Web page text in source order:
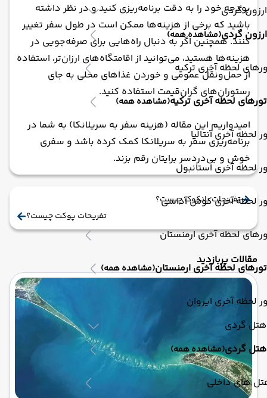
ارزون گردی
ارزون گردی(مشاهده همه)
لحظه آخری ترکیه
تورهای لحظه آخری ترکیه(مشاهده همه)
لحظه آخری آنتالیا
لحظه آخری استانبول
لحظه آخری کوش آداسی
لحظه آخری ارمنستان
تورهای لحظه آخری ارمنستان(مشاهده همه)
لحظه آخری ایروان
هتل گردی
هتل گردی(مشاهده همه)
های داخلی
بودجه خود را به دقت برنامه‌ریزی کنید و در نظر داشته
باشید که برخی از هزینه‌ها ممکن است در طول سفر تغییر
کنند. همچنین اگر به دنبال راه‌هایی برای صرفه‌جویی در
هزینه‌ها هستید، می‌توانید از اقامتگاه‌های ارزان‌تر، استفاده
از حمل‌و‌نقل عمومی و خوردن غذاهای محلی به جای
رستوران‌های گران‌قیمت استفاده کنید.
امیدواریم این مقاله (هزینه سفر به سریلانکا) به شما در
برنامه‌ریزی سفر به سریلانکا کمک کرده باشد و سفری
خوش و بی‌دردسر برایتان رقم بزند.
تفریحات بانکوک چیست؟
تفریحات پوکت چیست؟
مقالات پربازدید